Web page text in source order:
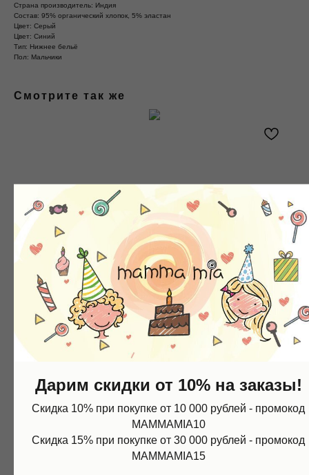
Страна производитель: Индия
Состав: 95% органический хлопок, 5% эластан
Цвет: Серый
Цвет: Синий
Тип: Нижнее бельё
Пол: Мальчики
Смотрите так же
Дарим скидки от 10% на заказы!
Скидка 10% при покупке от 10 000 рублей - промокод
MAMMAMIA10
Скидка 15% при покупке от 30 000 рублей - промокод
MAMMAMIA15